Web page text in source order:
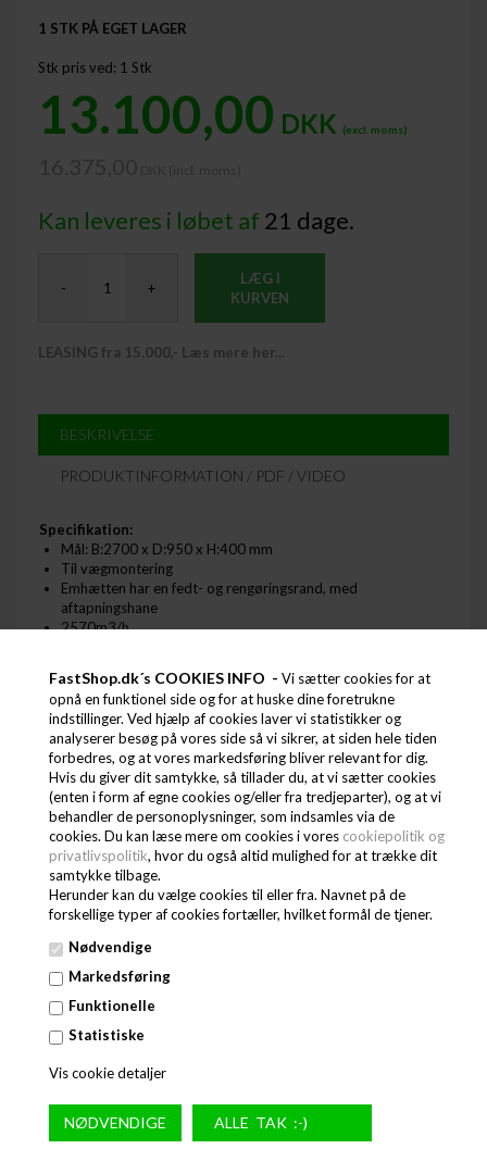
FastShop.dk´s COOKIES INFO - Vi sætter cookies for at
opnå en funktionel side og for at huske dine foretrukne
indstillinger. Ved hjælp af cookies laver vi statistikker og
analyserer besøg på vores side så vi sikrer, at siden hele tiden
forbedres, og at vores markedsføring bliver relevant for dig.
Hvis du giver dit samtykke, så tillader du, at vi sætter cookies
(enten i form af egne cookies og/eller fra tredjeparter), og at vi
behandler de personoplysninger, som indsamles via de
cookies. Du kan læse mere om cookies i vores cookiepolitik og
privatlivspolitik, hvor du også altid mulighed for at trække dit
samtykke tilbage.
Herunder kan du vælge cookies til eller fra. Navnet på de
forskellige typer af cookies fortæller, hvilket formål de tjener.
Nødvendige
Markedsføring
Funktionelle
Statistiske
Vis cookie detaljer
1 STK PÅ EGET LAGER
Stk pris ved: 1 Stk
13.100,00 DKK (excl. moms)
Kan leveres i løbet af 21 dage.
- +
LÆG I
KURVEN
LEASING fra 15.000,- Læs mere her...
BESKRIVELSE
PRODUKTINFORMATION / PDF / VIDEO
Specifikation:
Mål: B:2700 x D:950 x H:400 mm
Til vægmontering
Emhætten har en fedt- og rengøringsrand, med
aftapningshane
2570m3/h
Lys: Nej
AISI 441